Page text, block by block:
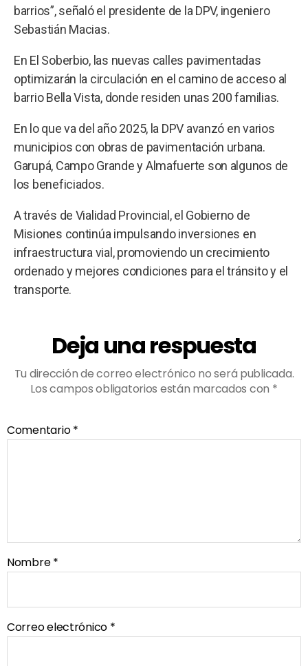
barrios”, señaló el presidente de la DPV, ingeniero
Sebastián Macias.
En El Soberbio, las nuevas calles pavimentadas
optimizarán la circulación en el camino de acceso al
barrio Bella Vista, donde residen unas 200 familias.
En lo que va del año 2025, la DPV avanzó en varios
municipios con obras de pavimentación urbana.
Garupá, Campo Grande y Almafuerte son algunos de
los beneficiados.
A través de Vialidad Provincial, el Gobierno de
Misiones continúa impulsando inversiones en
infraestructura vial, promoviendo un crecimiento
ordenado y mejores condiciones para el tránsito y el
transporte.
Deja una respuesta
Tu dirección de correo electrónico no será publicada.
Los campos obligatorios están marcados con *
Comentario*
Nombre*
Correo electrónico *